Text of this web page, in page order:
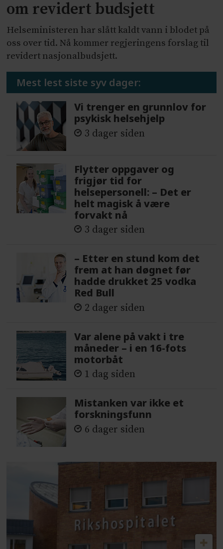
om revidert budsjett
Helseministeren har slått kaldt vann i blodet på
oss over tid. Nå kommer regjeringens forslag til
revidert nasjonalbudsjett.
Mest lest siste syv dager:
Vi trenger en grunnlov for
psykisk helsehjelp
3 dager siden
Flytter oppgaver og
frigjør tid for
helsepersonell: – Det er
helt magisk å være
forvakt nå
3 dager siden
– Etter en stund kom det
frem at han døgnet før
hadde drukket 25 vodka
Red Bull
2 dager siden
Var alene på vakt i tre
måneder – i en 16-fots
motorbåt
1 dag siden
Mistanken var ikke et
forskningsfunn
6 dager siden